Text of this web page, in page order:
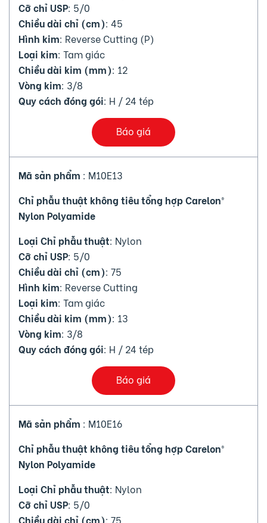
Cỡ chỉ USP: 5/0
Chiều dài chỉ (cm): 45
Hình kim: Reverse Cutting (P)
Loại kim: Tam giác
Chiều dài kim (mm): 12
Vòng kim: 3/8
Quy cách đóng gói: H / 24 tép
Báo giá
Mã sản phẩm : M10E13
Chỉ phẫu thuật không tiêu tổng hợp Carelon®
Nylon Polyamide
Loại Chỉ phẫu thuật: Nylon
Cỡ chỉ USP: 5/0
Chiều dài chỉ (cm): 75
Hình kim: Reverse Cutting
Loại kim: Tam giác
Chiều dài kim (mm): 13
Vòng kim: 3/8
Quy cách đóng gói: H / 24 tép
Báo giá
Mã sản phẩm : M10E16
Chỉ phẫu thuật không tiêu tổng hợp Carelon®
Nylon Polyamide
Loại Chỉ phẫu thuật: Nylon
Cỡ chỉ USP: 5/0
Chiều dài chỉ (cm): 75